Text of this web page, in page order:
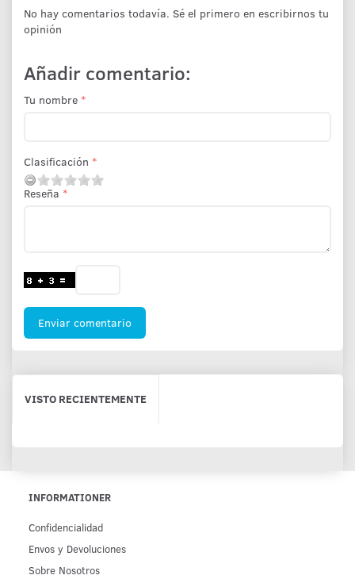
No hay comentarios todavía. Sé el primero en escribirnos tu
opinión
Añadir comentario:
Tu nombre
Clasificación
Reseña
Enviar comentario
VISTO RECIENTEMENTE
INFORMATIONER
Confidencialidad
Env­os y Devoluciones
Sobre Nosotros